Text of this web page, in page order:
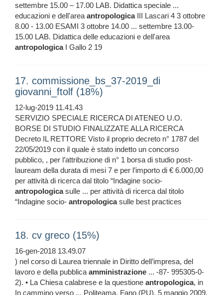
settembre 15.00 – 17.00 LAB. Didattica speciale ...
educazioni e dell'areaantropologicaIII Lascari 4 3 ottobre
8.00 - 13.00 ESAMI 3 ottobre 14.00 ... settembre 13.00-
15.00 LAB. Didattica delle educazioni e dell'area
antropologicaI Gallo 2 19
17. commissione_bs_37-2019_di
giovanni_ftolf (18%)
12-lug-2019 11.41.43
SERVIZIO SPECIALE RICERCA DI ATENEO U.O.
BORSE DI STUDIO FINALIZZATE ALLA RICERCA
Decreto IL RETTORE Visto il proprio decreto n° 1787 del
22/05/2019 con il quale è stato indetto un concorso
pubblico, , per l’attribuzione di n° 1 borsa di studio post-
lauream della durata di mesi 7 e per l’importo di € 6.000,00
per attività di ricerca dal titolo “Indagine socio-
antropologicasulle ... per attività di ricerca dal titolo
“Indagine socio- antropologicasulle best practices
18. cv greco (15%)
16-gen-2018 13.49.07
) nel corso di Laurea triennale in Diritto dell’impresa, del
lavoro e della pubblicaamministrazione ... -87- 995305-0-
2). • La Chiesa calabrese e la questione antropologica, in
In cammino verso ... Politeama, Fano (PU), 5 maggio 2009.